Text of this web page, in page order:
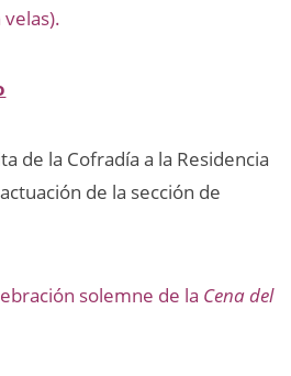
de la Cofradía a la Residencia
de la sección de
solemne de la Cena del